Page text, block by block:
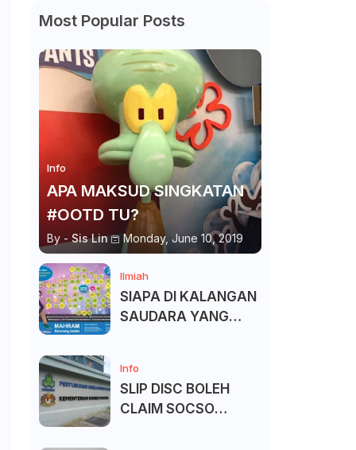
Most Popular Posts
Info
APA MAKSUD SINGKATAN
#OOTD TU?
By - Sis Lin Monday, June 10, 2019
Ilmiah
SIAPA DI KALANGAN
SAUDARA YANG
Info
SLIP DISC BOLEH
CLAIM SOCSO